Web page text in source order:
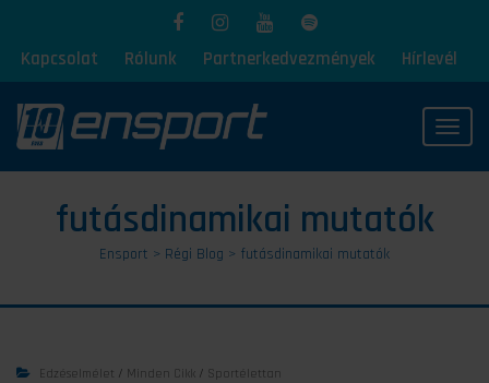
Kapcsolat Rólunk Partnerkedvezmények Hírlevél
futásdinamikai mutatók
Ensport > Régi Blog > futásdinamikai mutatók
Edzéselmélet / Minden Cikk / Sportélettan